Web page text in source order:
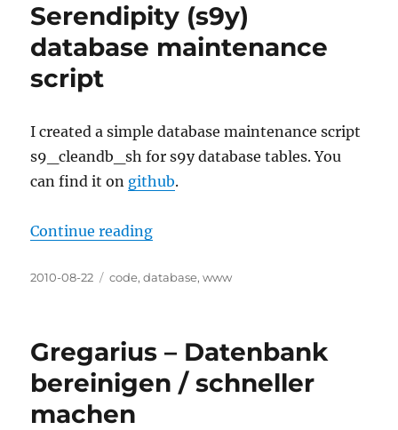
Serendipity (s9y)
database maintenance
script
I created a simple database maintenance script
s9_cleandb_sh for s9y database tables. You
can find it on github.
Continue reading“Serendipity (s9y) database
Posted
2010-08-22 Categories
code,database,www
Gregarius – Datenbank
bereinigen / schneller
machen